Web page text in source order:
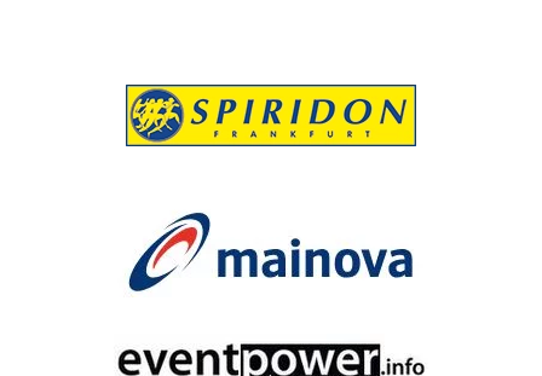
Spiridon
Mainova
eventpower